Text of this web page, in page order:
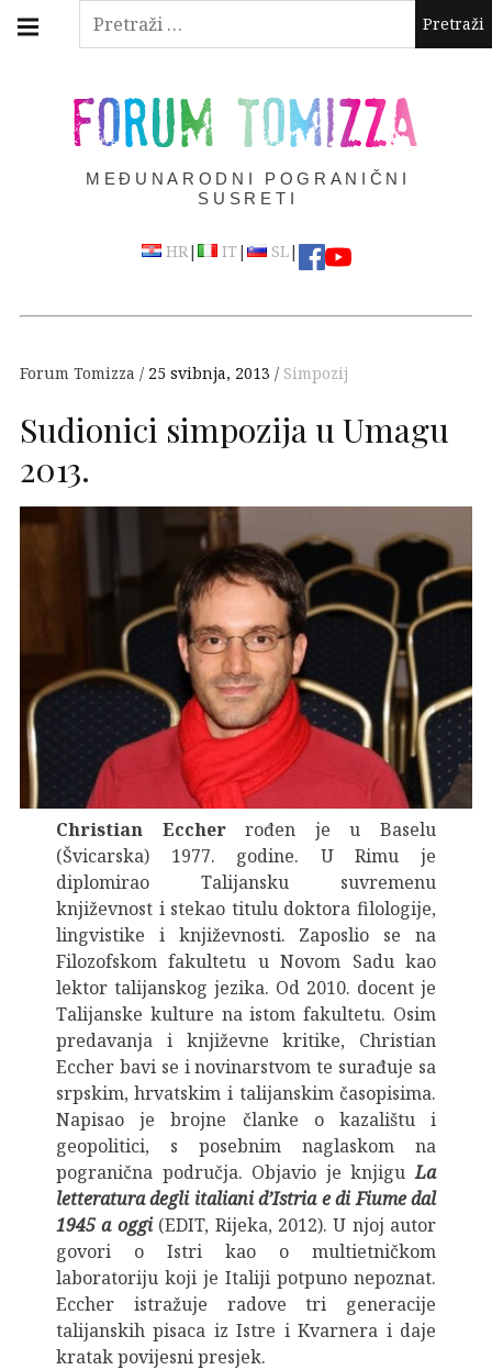
Pretraži:
Skip
FORUM TOMIZZA
MEĐUNARODNI POGRANIČNI
SUSRETI
HR| IT | SL|
navigation
Forum Tomizza 25 svibnja, 2013 Simpozij
Sudionici simpozija u Umagu
2013.
Christian Eccherrođen je u Baselu
(Švicarska) 1977. godine. U Rimu je
diplomirao Talijansku suvremenu
književnost i stekao titulu doktora filologije,
lingvistike i književnosti. Zaposlio se na
Filozofskom fakultetu u Novom Sadu kao
lektor talijanskog jezika. Od 2010. docent je
Talijanske kulture na istom fakultetu. Osim
predavanja i književne kritike, Christian
Eccher bavi se i novinarstvom te surađuje sa
srpskim, hrvatskim i talijanskim časopisima.
Napisao je brojne članke o kazalištu i
geopolitici, s posebnim naglaskom na
pogranična područja. Objavio je knjiguLa
letteratura degli italiani d’Istria e di Fiume dal
1945 a oggi (EDIT, Rijeka, 2012). U njoj autor
govori o Istri kao o multietničkom
laboratoriju koji je Italiji potpuno nepoznat.
Eccher istražuje radove tri generacije
talijanskih pisaca iz Istre i Kvarnera i daje
kratak povijesni presjek.